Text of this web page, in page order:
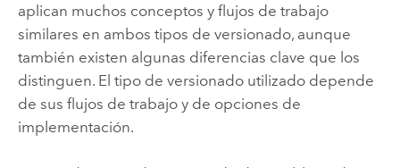
aplican muchos conceptos y flujos de trabajo
similares en ambos tipos de versionado, aunque
también existen algunas diferencias clave que los
distinguen. El tipo de versionado utilizado depende
de sus flujos de trabajo y de opciones de
implementación.